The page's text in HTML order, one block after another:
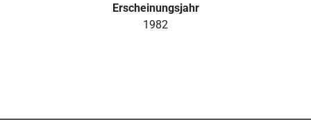
Erscheinungsjahr
1982